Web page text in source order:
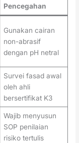
Pencegahan
Gunakan cairan
non-abrasif
dengan pH netral
Survei fasad awal
oleh ahli
bersertifikat K3
Wajib menyusun
SOP penilaian
risiko tertulis